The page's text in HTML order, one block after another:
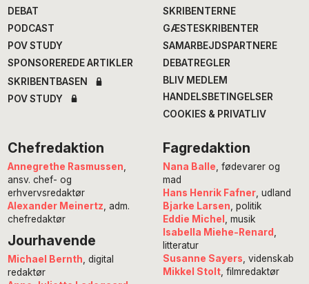
DEBAT
PODCAST
POV STUDY
SPONSOREREDE ARTIKLER
SKRIBENTBASEN
POV STUDY
SKRIBENTERNE
GÆSTESKRIBENTER
SAMARBEJDSPARTNERE
DEBATREGLER
BLIV MEDLEM
HANDELSBETINGELSER
COOKIES & PRIVATLIV
Chefredaktion
Annegrethe Rasmussen
ansv. chef- og
erhvervsredaktør
Alexander Meinertz , adm.
chefredaktør
Jourhavende
Michael Bernth , digital
redaktør
Fagredaktion
Nana Balle , fødevarer og
mad
Hans Henrik Fafner, udland
Bjarke Larsen , politik
Eddie Michel
, musik
Isabella Miehe-Renard
litteratur
Susanne Sayers , videnskab
Mikkel Stolt, filmredaktør